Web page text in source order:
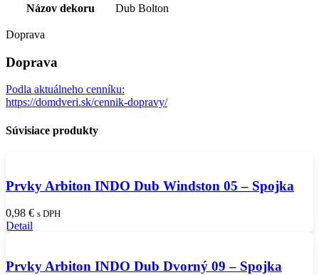
Názov dekoru Dub Bolton
Doprava
Doprava
Podla aktuálneho cenníku:
https://domdveri.sk/cennik-dopravy/
Súvisiace produkty
Prvky Arbiton INDO Dub Windston 05 – Spojka
0,98 € s DPH
Detail
Prvky Arbiton INDO Dub Dvorný 09 – Spojka